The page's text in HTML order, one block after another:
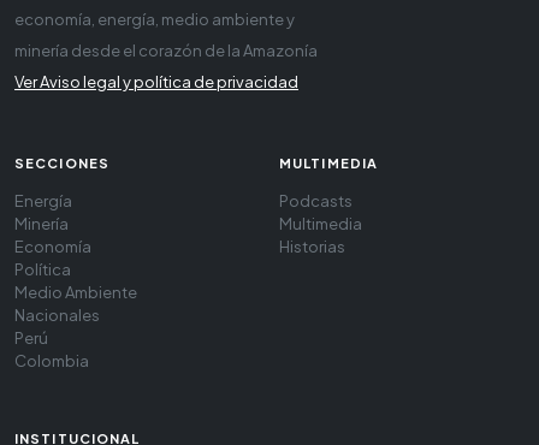
economía, energía, medio ambiente y
minería desde el corazón de la Amazonía
Ver Aviso legal y política de privacidad
SECCIONES
Energía
Minería
Economía
Política
Medio Ambiente
Nacionales
Perú
Colombia
MULTIMEDIA
Podcasts
Multimedia
Historias
INSTITUCIONAL